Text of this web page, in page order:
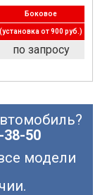
Боковое
(установка от 900 руб.)
по запросу
38-50
модели